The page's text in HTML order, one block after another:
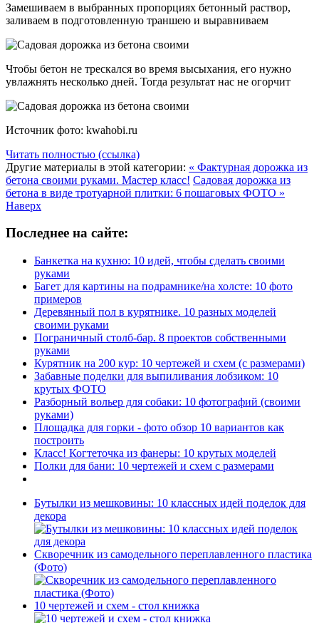
Замешиваем в выбранных пропорциях бетонный раствор,
заливаем в подготовленную траншею и выравниваем
Чтобы бетон не трескался во время высыхания, его нужно
увлажнять несколько дней. Тогда результат нас не огорчит
Источник фото: kwahobi.ru
Читать полностью (ссылка)
Другие материалы в этой категории: « Фактурная дорожка из
бетона своими руками. Мастер класс! Садовая дорожка из
бетона в виде тротуарной плитки: 6 пошаговых ФОТО »
Наверх
Последнее на сайте:
Банкетка на кухню: 10 идей, чтобы сделать своими
руками
Багет для картины на подрамнике/на холсте: 10 фото
примеров
Деревянный пол в курятнике. 10 разных моделей
своими руками
Пограничный столб-бар. 8 проектов собственными
руками
Курятник на 200 кур: 10 чертежей и схем (с размерами)
Забавные поделки для выпиливания лобзиком: 10
крутых ФОТО
Разборный вольер для собаки: 10 фотографий (своими
руками)
Площадка для горки - фото обзор 10 вариантов как
построить
Класс! Когтеточка из фанеры: 10 крутых моделей
Полки для бани: 10 чертежей и схем с размерами
Бутылки из мешковины: 10 классных идей поделок для
декора
Скворечник из самодельного переплавленного пластика
(Фото)
10 чертежей и схем - стол книжка